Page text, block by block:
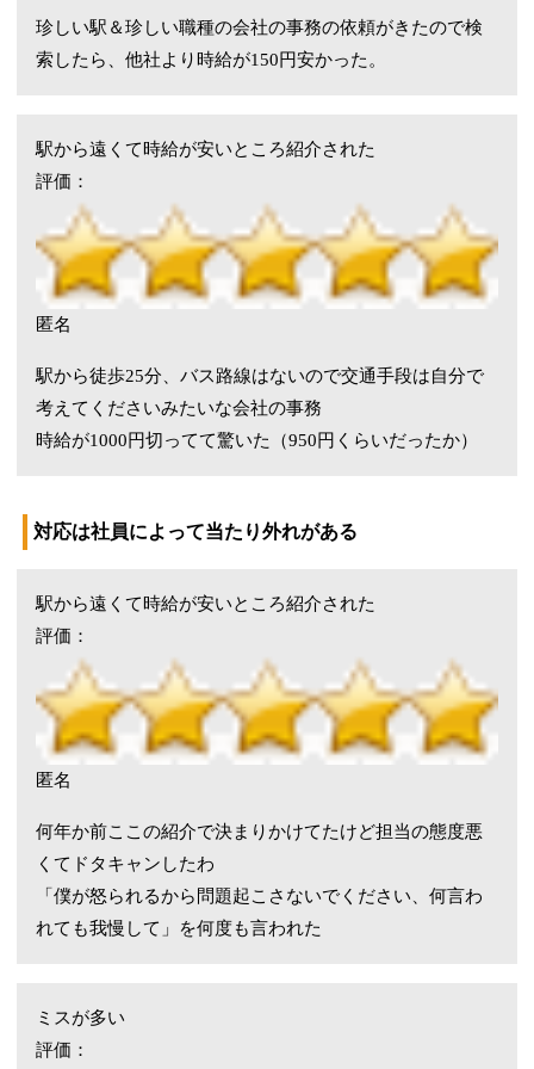
珍しい駅＆珍しい職種の会社の事務の依頼がきたので検
索したら、他社より時給が150円安かった。
駅から遠くて時給が安いところ紹介された
評価：
匿名
駅から徒歩25分、バス路線はないので交通手段は自分で
考えてくださいみたいな会社の事務
時給が1000円切ってて驚いた（950円くらいだったか）
対応は社員によって当たり外れがある
駅から遠くて時給が安いところ紹介された
評価：
匿名
何年か前ここの紹介で決まりかけてたけど担当の態度悪
くてドタキャンしたわ
「僕が怒られるから問題起こさないでください、何言わ
れても我慢して」を何度も言われた
ミスが多い
評価：